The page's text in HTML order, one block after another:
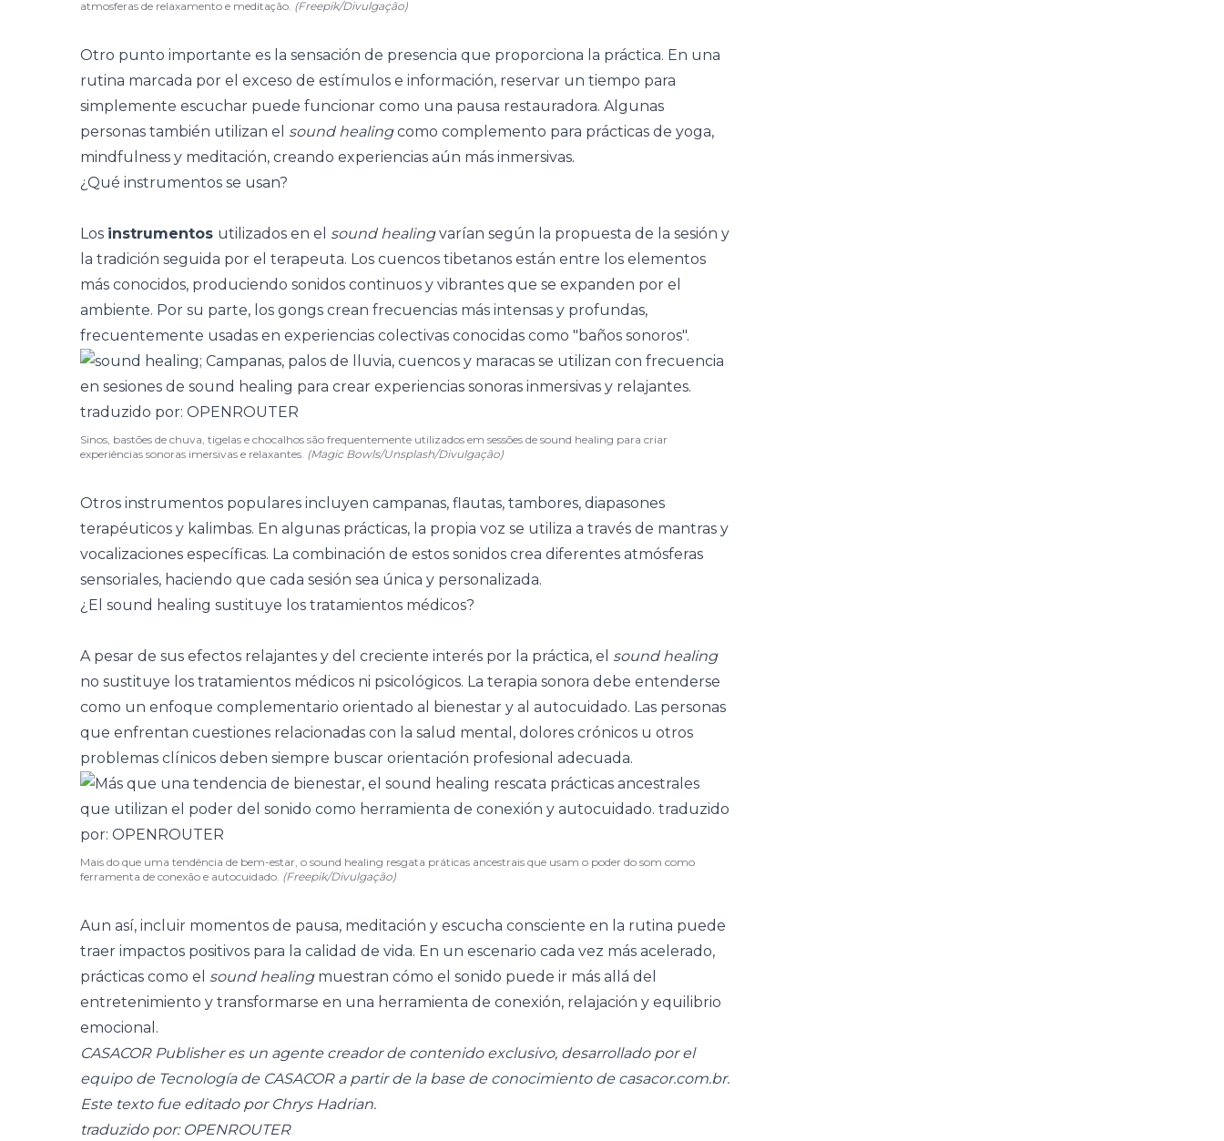
atmosferas de relaxamento e meditação. (Freepik/Divulgação)
Otro punto importante es la sensación de presencia que proporciona la práctica. En una
rutina marcada por el exceso de estímulos e información, reservar un tiempo para
simplemente escuchar puede funcionar como una pausa restauradora. Algunas
personas también utilizan el sound healingcomo complemento para prácticas de yoga,
mindfulness y meditación, creando experiencias aún más inmersivas.
¿Qué instrumentos se usan?
Los instrumentos utilizados en el sound healingvarían según la propuesta de la sesión y
la tradición seguida por el terapeuta. Los cuencos tibetanos están entre los elementos
más conocidos, produciendo sonidos continuos y vibrantes que se expanden por el
ambiente. Por su parte, los gongs crean frecuencias más intensas y profundas,
frecuentemente usadas en experiencias colectivas conocidas como "baños sonoros".
Sinos, bastões de chuva, tigelas e chocalhos são frequentemente utilizados em sessões de sound healing para criar
experiências sonoras imersivas e relaxantes. (Magic Bowls/Unsplash/Divulgação)
Otros instrumentos populares incluyen campanas, flautas, tambores, diapasones
terapéuticos y kalimbas. En algunas prácticas, la propia voz se utiliza a través de mantras y
vocalizaciones específicas. La combinación de estos sonidos crea diferentes atmósferas
sensoriales, haciendo que cada sesión sea única y personalizada.
¿El sound healing sustituye los tratamientos médicos?
A pesar de sus efectos relajantes y del creciente interés por la práctica, el sound healing
no sustituye los tratamientos médicos ni psicológicos. La terapia sonora debe entenderse
como un enfoque complementario orientado al bienestar y al autocuidado. Las personas
que enfrentan cuestiones relacionadas con la salud mental, dolores crónicos u otros
problemas clínicos deben siempre buscar orientación profesional adecuada.
Mais do que uma tendência de bem-estar, o sound healing resgata práticas ancestrais que usam o poder do som como
ferramenta de conexão e autocuidado. (Freepik/Divulgação)
Aun así, incluir momentos de pausa, meditación y escucha consciente en la rutina puede
traer impactos positivos para la calidad de vida. En un escenario cada vez más acelerado,
prácticas como el sound healingmuestran cómo el sonido puede ir más allá del
entretenimiento y transformarse en una herramienta de conexión, relajación y equilibrio
emocional.
CASACOR Publisher es un agente creador de contenido exclusivo, desarrollado por el
equipo de Tecnología de CASACOR a partir de la base de conocimiento de casacor.com.br.
Este texto fue editado por Chrys Hadrian.
traduzido por: OPENROUTER